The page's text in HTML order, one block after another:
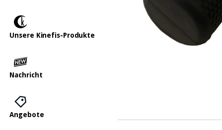
Unsere Kinefis-Produkte
Nachricht
Angebote